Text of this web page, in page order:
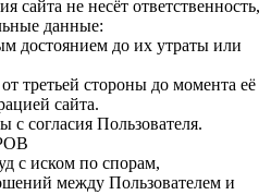
сайта не несёт ответственность,
данные:
достоянием до их утраты или
третьей стороны до момента её
сайта.
с согласия Пользователя.
с иском по спорам,
между Пользователем и